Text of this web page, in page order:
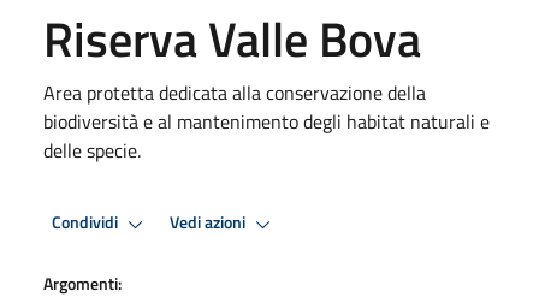
Riserva Valle Bova
Area protetta dedicata alla conservazione della
biodiversità e al mantenimento degli habitat naturali e
delle specie.
Condividi Vedi azioni
Argomenti: